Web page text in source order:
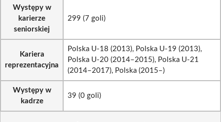
Występy w
karierze
seniorskiej
299 (7 goli)
Kariera
reprezentacyjna
Polska U-18 (2013), Polska U-19 (2013),
Polska U-20 (2014–2015), Polska U-21
(2014–2017), Polska (2015–)
Występy w
kadrze
39 (0 goli)